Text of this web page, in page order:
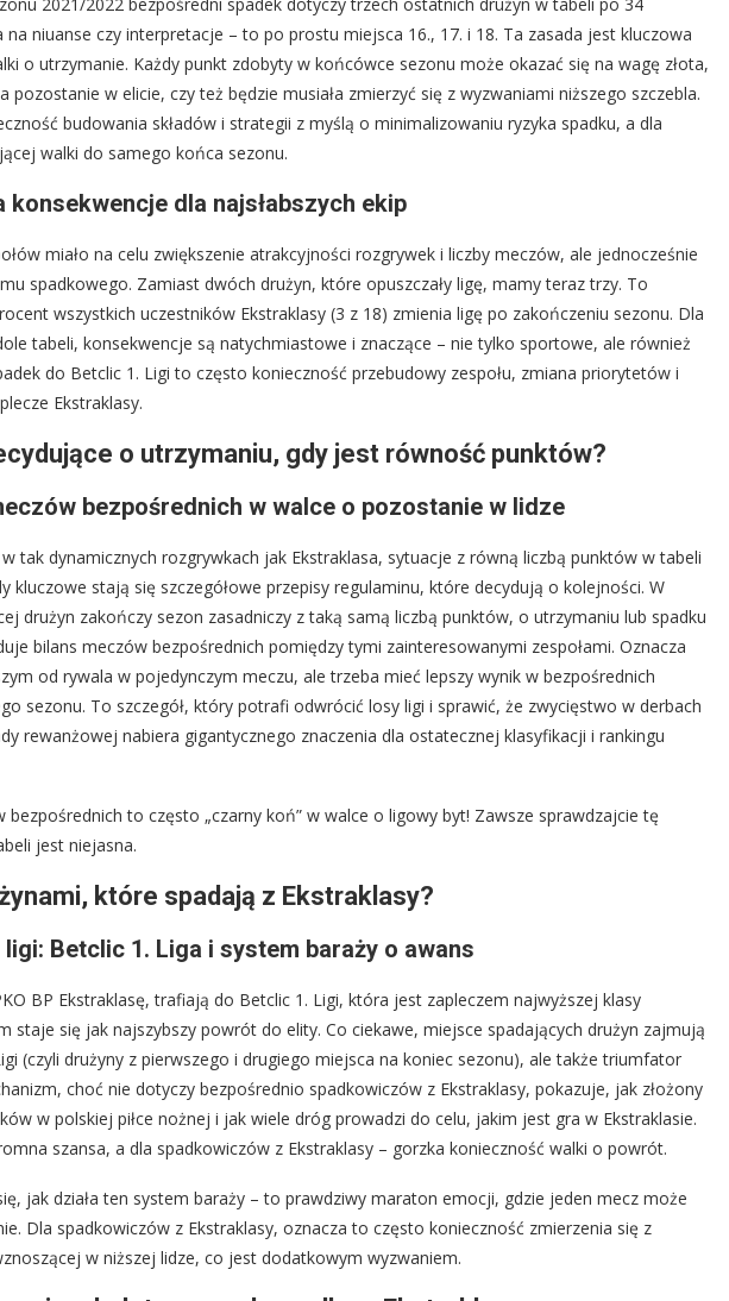
niuanse czy interpretacje – to po prostu miejsca 16., 17. i 18. Ta zasada jest kluczowa
o utrzymanie. Każdy punkt zdobyty w końcówce sezonu może okazać się na wagę złota,
pozostanie w elicie, czy też będzie musiała zmierzyć się z wyzwaniami niższego szczebla.
budowania składów i strategii z myślą o minimalizowaniu ryzyka spadku, a dla
walki do samego końca sezonu.
dla najsłabszych ekip
miało na celu zwiększenie atrakcyjności rozgrywek i liczby meczów, ale jednocześnie
spadkowego. Zamiast dwóch drużyn, które opuszczały ligę, mamy teraz trzy. To
wszystkich uczestników Ekstraklasy (3 z 18) zmienia ligę po zakończeniu sezonu. Dla
tabeli, konsekwencje są natychmiastowe i znaczące – nie tylko sportowe, ale również
do Betclic 1. Ligi to często konieczność przebudowy zespołu, zmiana priorytetów i
Ekstraklasy.
o utrzymaniu, gdy jest równość punktów?
bezpośrednich w walce o pozostanie w lidze
w tak dynamicznych rozgrywkach jak Ekstraklasa, sytuacje z równą liczbą punktów w tabeli
kluczowe stają się szczegółowe przepisy regulaminu, które decydują o kolejności. W
drużyn zakończy sezon zasadniczy z taką samą liczbą punktów, o utrzymaniu lub spadku
bilans meczów bezpośrednich pomiędzy tymi zainteresowanymi zespołami. Oznacza
od rywala w pojedynczym meczu, ale trzeba mieć lepszy wynik w bezpośrednich
sezonu. To szczegół, który potrafi odwrócić losy ligi i sprawić, że zwycięstwo w derbach
rewanżowej nabiera gigantycznego znaczenia dla ostatecznej klasyfikacji i rankingu
bezpośrednich to często „czarny koń” w walce o ligowy byt! Zawsze sprawdzajcie tę
jest niejasna.
które spadają z Ekstraklasy?
Betclic 1. Liga i system baraży o awans
BP Ekstraklasę, trafiają do Betclic 1. Ligi, która jest zapleczem najwyższej klasy
staje się jak najszybszy powrót do elity. Co ciekawe, miejsce spadających drużyn zajmują
(czyli drużyny z pierwszego i drugiego miejsca na koniec sezonu), ale także triumfator
choć nie dotyczy bezpośrednio spadkowiczów z Ekstraklasy, pokazuje, jak złożony
w polskiej piłce nożnej i jak wiele dróg prowadzi do celu, jakim jest gra w Ekstraklasie.
szansa, a dla spadkowiczów z Ekstraklasy – gorzka konieczność walki o powrót.
jak działa ten system baraży – to prawdziwy maraton emocji, gdzie jeden mecz może
Dla spadkowiczów z Ekstraklasy, oznacza to często konieczność zmierzenia się z
w niższej lidze, co jest dodatkowym wyzwaniem.